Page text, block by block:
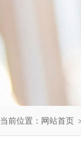
当前位置： 网站首页